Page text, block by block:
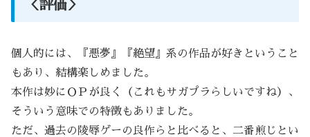
＜評価＞
個人的には、『悪夢』『絶望』系の作品が好きということ
もあり、結構楽しめました。
本作は妙にＯＰが良く（これもサガプラらしいですね）、
そういう意味での特徴もありました。
ただ、過去の陵辱ゲーの良作らと比べると、二番煎じとい